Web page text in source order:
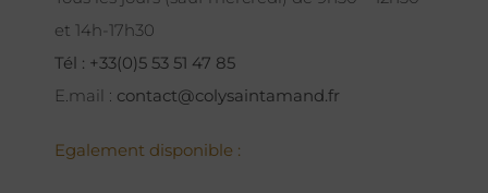
et 14h-17h30
Tél : +33(0)5 53 51 47 85
E.mail : contact@colysaintamand.fr
Egalement disponible :